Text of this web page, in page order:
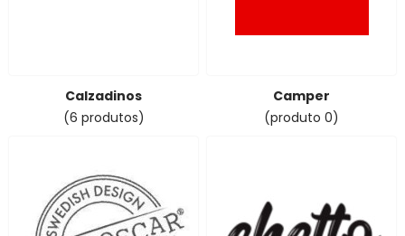
Calzadinos
(6 produtos)
Camper
(produto 0)